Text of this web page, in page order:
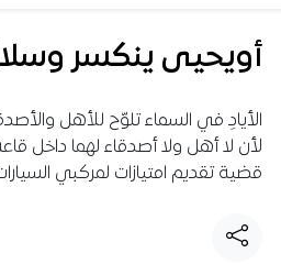
أويحيى ينكسر
الأيادِ في السماء تلوّح للأهل
لأن لا أهل ولا أصدقاء لهما داخل
قضية تقديم امتيازات لمركبي